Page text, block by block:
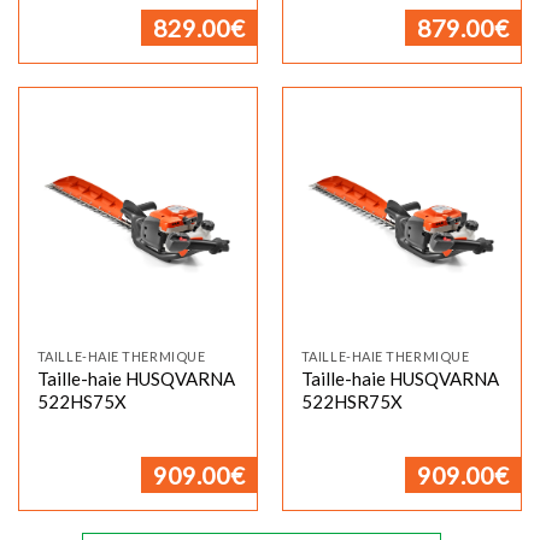
829.00€ 879.00€
TAILLE-HAIE THERMIQUE
Taille-haie HUSQVARNA
522HS75X
909.00€
TAILLE-HAIE THERMIQUE
Taille-haie HUSQVARNA
522HSR75X
909.00€